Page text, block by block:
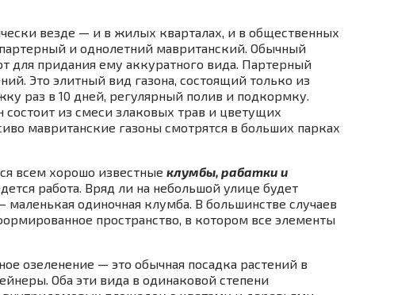
везде — и в жилых кварталах, и в общественных
и однолетний мавританский. Обычный
для придания ему аккуратного вида. Партерный
Это элитный вид газона, состоящий только из
раз в 10 дней, регулярный полив и подкормку.
из смеси злаковых трав и цветущих
мавританские газоны смотрятся в больших парках
всем хорошо известные клумбы, рабатки и
работа. Вряд ли на небольшой улице будет
одиночная клумба. В большинстве случаев
пространство, в котором все элементы
озеленение — это обычная посадка растений в
Оба эти вида в одинаковой степени